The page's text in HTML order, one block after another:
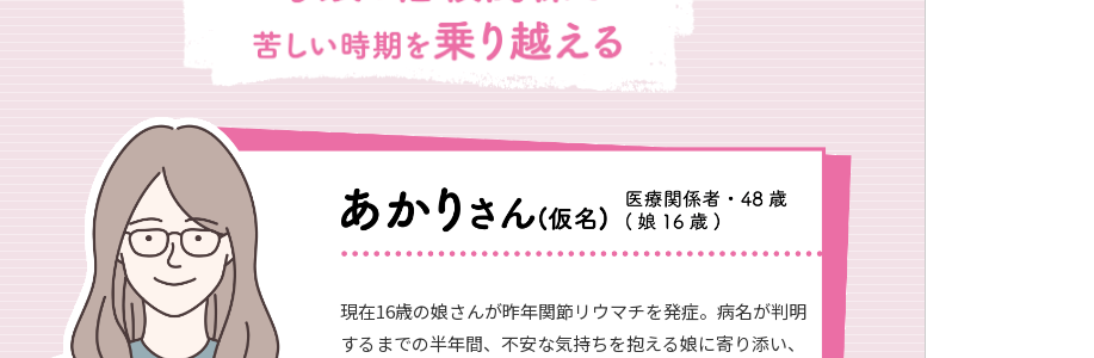
現在16歳の娘さんが昨年関節リウマチを発症。病名が判明
するまでの半年間、不安な気持ちを抱える娘に寄り添い、